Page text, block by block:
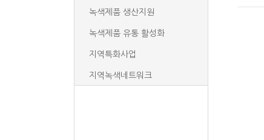
녹색제품 생산지원
녹색제품 유통 활성화
지역특화사업
지역녹색네트워크